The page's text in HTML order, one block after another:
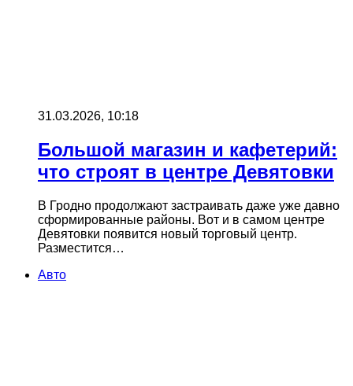
31.03.2026, 10:18
Большой магазин и кафетерий:
что строят в центре Девятовки
В Гродно продолжают застраивать даже уже давно
сформированные районы. Вот и в самом центре
Девятовки появится новый торговый центр.
Разместится…
Авто